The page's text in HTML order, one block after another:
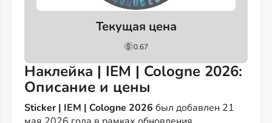
Текущая цена
0.67
Наклейка | IEM | Cologne 2026:
Описание и цены
Sticker | IEM | Cologne 2026 был добавлен 21